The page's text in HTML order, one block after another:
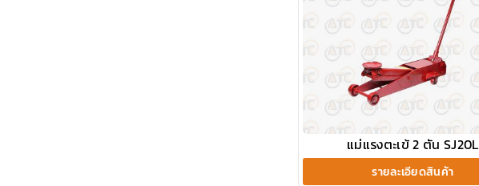
แม่แรงตะเข้ 2 ตัน SJ20L
รายละเอียดสินค้า